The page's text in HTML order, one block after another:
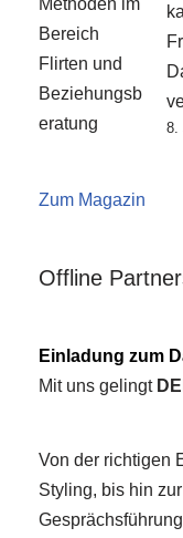
8.
Zum Magazin
Offline
Einladung zum
Mit uns gelingt
Von der richtigen
Styling, bis hin